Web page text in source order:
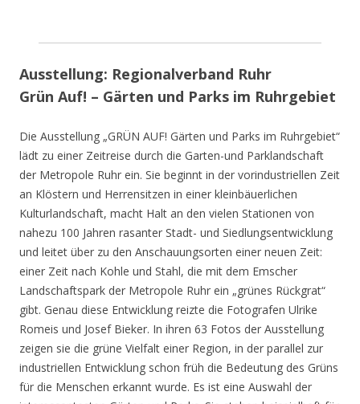
Ausstellung: Regionalverband Ruhr
Grün Auf! – Gärten und Parks im Ruhrgebiet
Die Ausstellung „GRÜN AUF! Gärten und Parks im Ruhrgebiet“
lädt zu einer Zeitreise durch die Garten-und Parklandschaft
der Metropole Ruhr ein. Sie beginnt in der vorindustriellen Zeit
an Klöstern und Herrensitzen in einer kleinbäuerlichen
Kulturlandschaft, macht Halt an den vielen Stationen von
nahezu 100 Jahren rasanter Stadt- und Siedlungsentwicklung
und leitet über zu den Anschauungsorten einer neuen Zeit:
einer Zeit nach Kohle und Stahl, die mit dem Emscher
Landschaftspark der Metropole Ruhr ein „grünes Rückgrat“
gibt. Genau diese Entwicklung reizte die Fotografen Ulrike
Romeis und Josef Bieker. In ihren 63 Fotos der Ausstellung
zeigen sie die grüne Vielfalt einer Region, in der parallel zur
industriellen Entwicklung schon früh die Bedeutung des Grüns
für die Menschen erkannt wurde. Es ist eine Auswahl der